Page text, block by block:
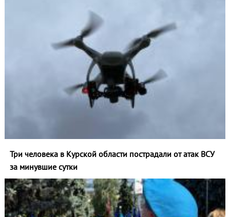
Три человека в Курской области пострадали от атак ВСУ
за минувшие сутки